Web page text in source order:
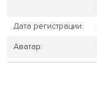
Дата регистрации:
Аватар: